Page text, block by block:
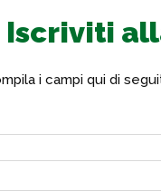
Iscriviti
i campi qui di